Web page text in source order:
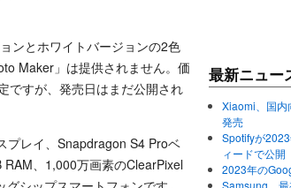
ンとホワイトバージョンの2色
Maker」は提供されません。価
ですが、発売日はまだ公開され
プレイ、Snapdragon S4 Proベ
、1,000万画素のClearPixel
最新ニュー
Xiaomi、国内
発売
Spotifyが
ィードで公開
2023年の
Samsung、